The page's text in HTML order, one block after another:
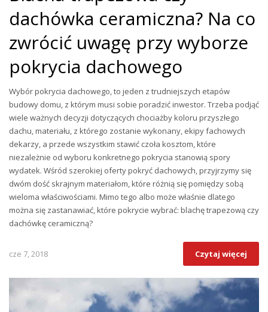
dachówka ceramiczna? Na co
zwrócić uwagę przy wyborze
pokrycia dachowego
Wybór pokrycia dachowego, to jeden z trudniejszych etapów
budowy domu, z którym musi sobie poradzić inwestor. Trzeba podjąć
wiele ważnych decyzji dotyczących chociażby koloru przyszłego
dachu, materiału, z którego zostanie wykonany, ekipy fachowych
dekarzy, a przede wszystkim stawić czoła kosztom, które
niezależnie od wyboru konkretnego pokrycia stanowią spory
wydatek. Wśród szerokiej oferty pokryć dachowych, przyjrzymy się
dwóm dość skrajnym materiałom, które różnią się pomiędzy sobą
wieloma właściwościami. Mimo tego albo może właśnie dlatego
można się zastanawiać, które pokrycie wybrać: blachę trapezową czy
dachówkę ceramiczną?
cze 7, 2018 Czytaj więcej